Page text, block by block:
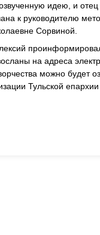
идею, и
к руководителю
Сорвиной.
на адреса
можно будет
Тульской